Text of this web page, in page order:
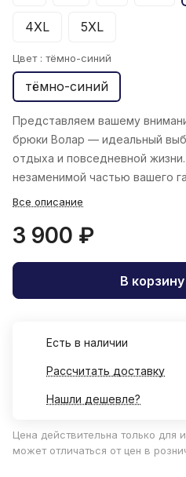
4XL 5XL
Цвет : тёмно-синий
тёмно-синий
Представляем вашему
брюки Волар — идеальный
отдыха и повседневной
незаменимой частью вашего
Все описание
3 900 ₽
В корзину
Есть в наличии
Рассчитать доставку
Нашли дешевле?
Цена действительна только для
может отличаться от цен в